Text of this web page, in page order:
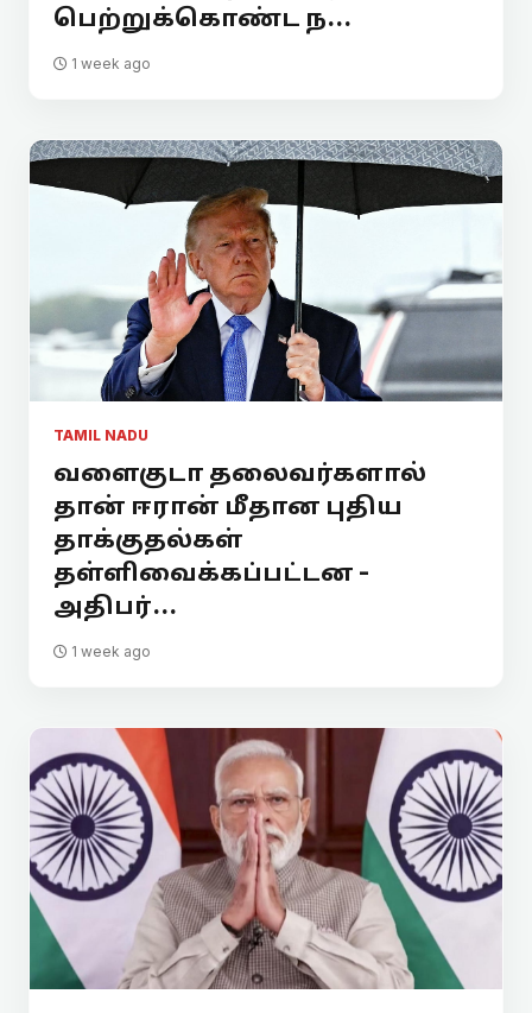
பெற்றுக்கொண்ட ந...
1 week ago
TAMIL NADU
வளைகுடா தலைவர்களால்
தான் ஈரான் மீதான புதிய
தாக்குதல்கள்
தள்ளிவைக்கப்பட்டன -
அதிபர்...
1 week ago